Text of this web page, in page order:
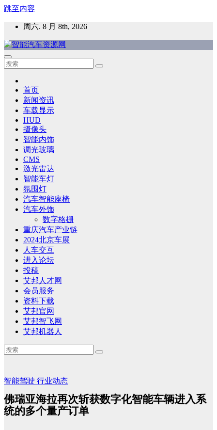
跳至内容
周六. 8 月 8th, 2026
智能汽车资源网
智能表面，智能内饰，新能源汽车，HMI，人车交互，智能车
首页
新闻资讯
车载显示
HUD
摄像头
智能内饰
调光玻璃
CMS
激光雷达
智能车灯
氛围灯
汽车智能座椅
汽车外饰
数字格栅
重庆汽车产业链
2024北京车展
人车交互
进入论坛
投稿
艾邦人才网
会员服务
资料下载
艾邦官网
艾邦智飞网
艾邦机器人
智能驾驶 行业动态
佛瑞亚海拉再次斩获数字化智能车辆进入系
统的多个量产订单